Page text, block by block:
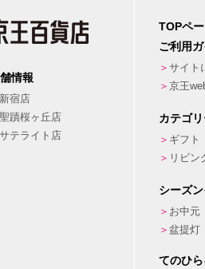
情報
新宿店
聖蹟桜ヶ丘店
サテライト店
TOPペ
ご利用
サイト
京王
カテゴ
ギフト
リビン
シーズ
お中元
盆提灯
てのひ